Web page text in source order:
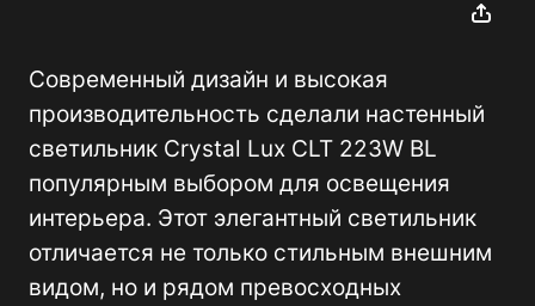
Современный дизайн и высокая
производительность сделали настенный
светильник Crystal Lux CLT 223W BL
популярным выбором для освещения
интерьера. Этот элегантный светильник
отличается не только стильным внешним
видом, но и рядом превосходных